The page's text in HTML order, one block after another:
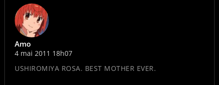
Amo
4 mai 2011 18h07
USHIROMIYA ROSA. BEST MOTHER EVER.